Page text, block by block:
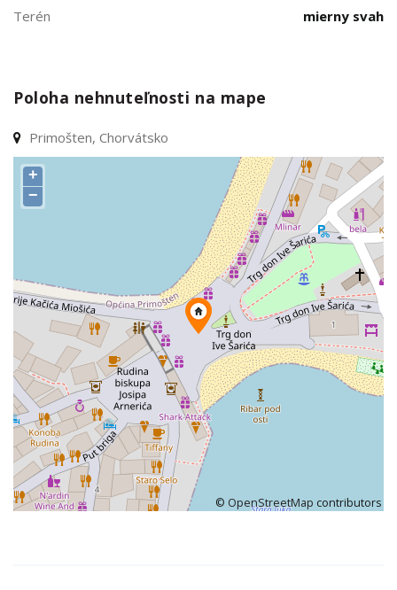
Terén
mierny svah
Poloha nehnuteľnosti na mape
Primošten, Chorvátsko
+
−
© OpenStreetMap contributors